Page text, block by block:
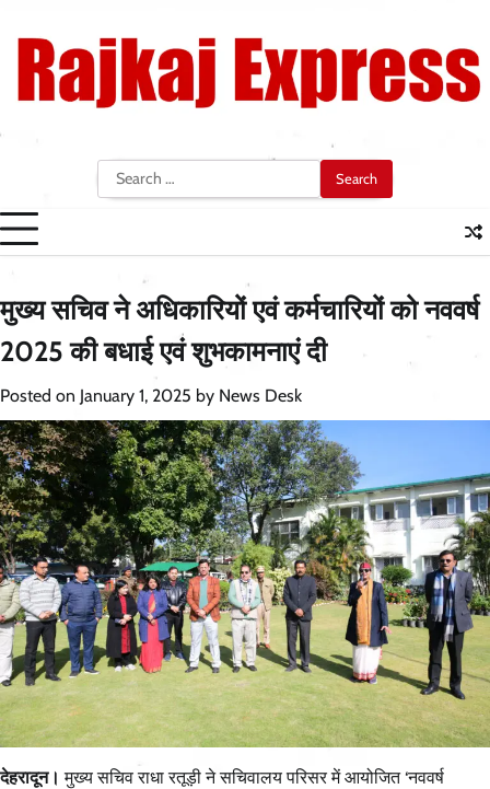
content
Search
for:
मुख्य सचिव ने अधिकारियों एवं कर्मचारियों को नववर्ष
2025 की बधाई एवं शुभकामनाएं दी
Posted on January 1, 2025 by News Desk
देहरादून। मुख्य सचिव राधा रतूड़ी ने सचिवालय परिसर में आयोजित ‘नववर्ष